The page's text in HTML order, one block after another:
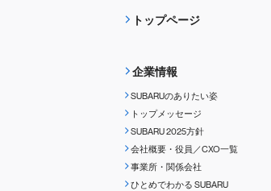
トップページ
企業情報
SUBARUのありたい姿
トップメッセージ
SUBARU 2025方針
会社概要・役員／CXO一覧
事業所・関係会社
ひとめでわかる SUBARU